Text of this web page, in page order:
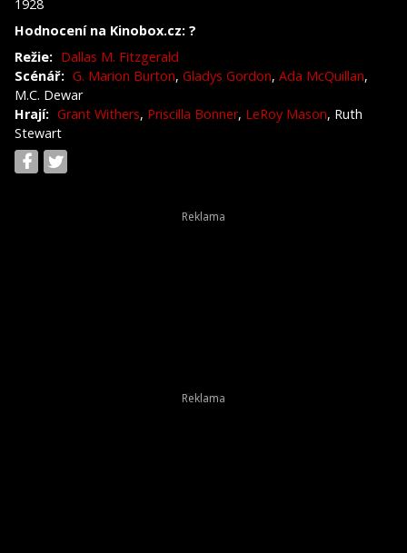
1928
Hodnocení na Kinobox.cz: ?
Režie: Dallas M. Fitzgerald
Scénář: G. Marion Burton, Gladys Gordon, Ada McQuillan,
M.C. Dewar
Hrají: Grant Withers, Priscilla Bonner, LeRoy Mason, Ruth
Stewart